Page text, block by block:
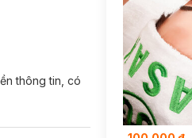
thông tin, có